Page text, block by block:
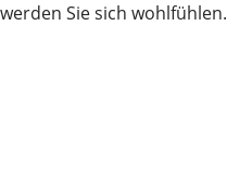
werden Sie sich wohlfühlen.